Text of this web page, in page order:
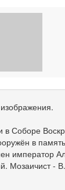
в Соборе
в
император
Мозаичист -